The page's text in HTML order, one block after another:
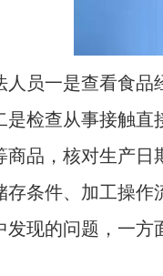
人员一是查看食
是检查从事接触
商品，核对生产
存条件、加工操
发现的问题，一